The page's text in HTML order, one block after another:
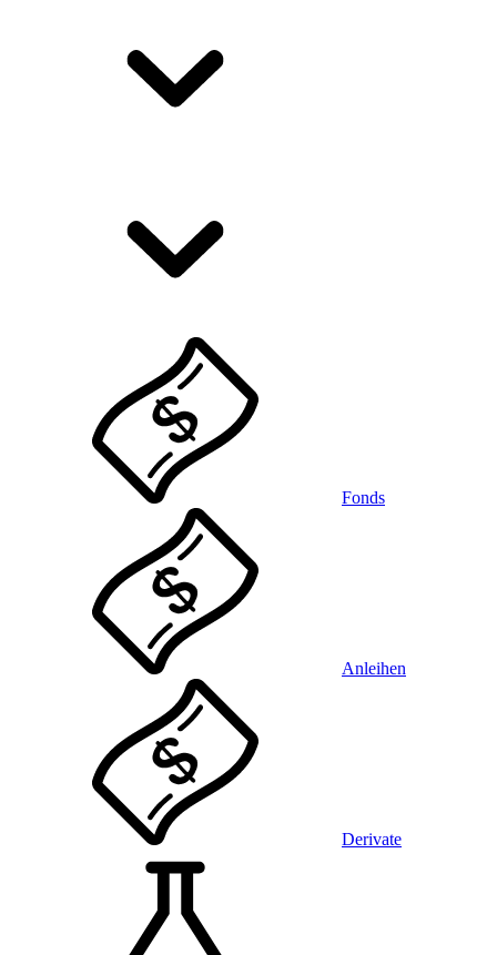
Fonds
Anleihen
Derivate